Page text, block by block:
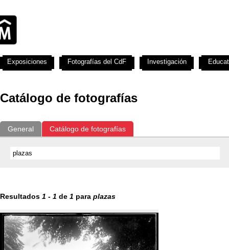
Catálogo de fotografías
General Catálogo de fotografías
Resultados 1 - 1 de 1 para plazas
Exposiciones Fotografías del CdF Investigación